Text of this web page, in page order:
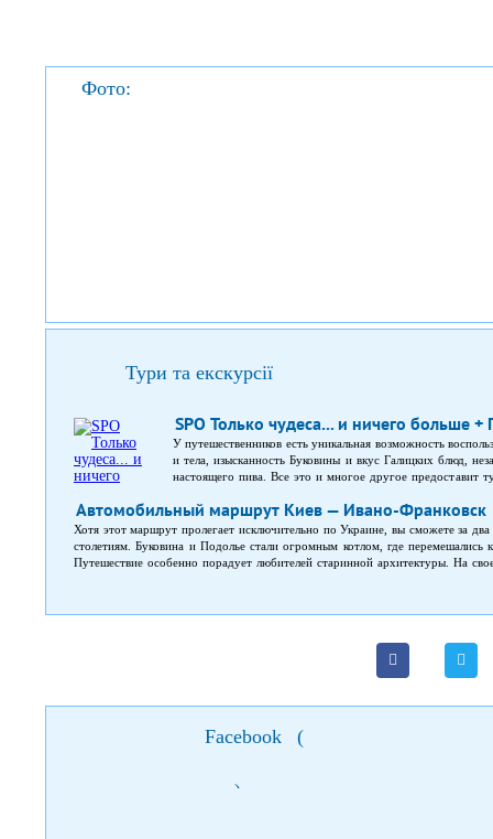
Фото:
Тури та екскурсії
SPO Только чудеса... и ничего больше
У путешественников есть уникальная возможность
и тела, изысканность Буковины и вкус Галицких блюд,
настоящего пива. Все это и многое другое предоставит
Украины – Почаевский монастырь; уникальные
ресторан Галицкой кухни, в которой переплелись
уникальный костел с мусульманским минаретом;
сохранивший аромат роз и шелест старых книг, ратушу и
Автомобильный маршрут Киев — Ивано-Франковск
Хотя этот маршрут пролегает исключительно по Украине, вы сможете за
столетиям. Буковина и Подолье стали огромным котлом, где перемешались
Путешествие особенно порадует любителей старинной архитектуры. На
Facebook (
)